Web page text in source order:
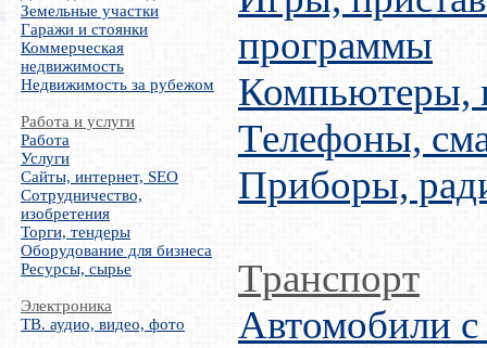
Земельные участки
Гаражи и стоянки
Коммерческая
недвижимость
Недвижимость за рубежом
Работа и услуги
Работа
Услуги
Сайты, интернет, SEO
Сотрудничество,
изобретения
Торги, тендеры
Оборудование для бизнеса
Ресурсы, сырье
Электроника
ТВ. аудио, видео, фото
программы
Компьютеры,
Телефоны,
Приборы,
Транспорт
Автомобили с